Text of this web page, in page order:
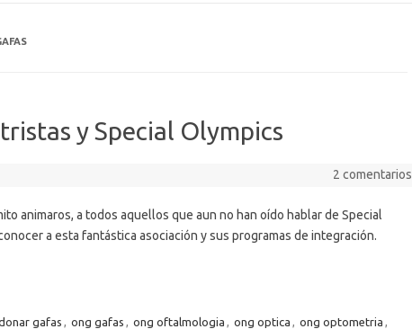
y Special Olympics
2 comentarios
animaros, a todos aquellos que aun no han oído hablar de Special
a esta fantástica asociación y sus programas de integración.
gafas , ong gafas , ong oftalmologia , ong optica , ong optometria ,